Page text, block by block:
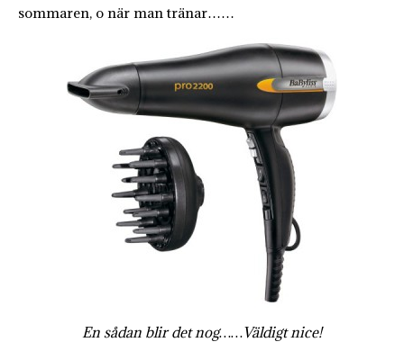
sommaren, o när man tränar……
En sådan blir det nog……Väldigt nice!